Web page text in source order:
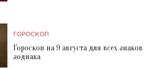
ГОРОСКОП
Гороскоп на 9 августа для всех знаков
зодиака